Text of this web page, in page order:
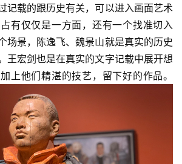
记载的跟历史有关，可以进入画面艺术
有仅仅是一方面，还有一个找准切入
场景，陈逸飞、魏景山就是真实的历史
王宏剑也是在真实的文字记载中展开想
上他们精湛的技艺，留下好的作品。